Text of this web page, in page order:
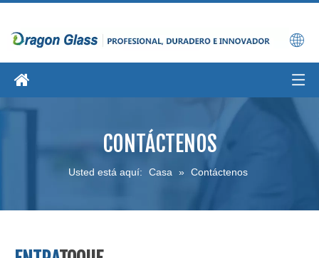
CONTÁCTENOS
Usted está aquí: Casa » Contáctenos